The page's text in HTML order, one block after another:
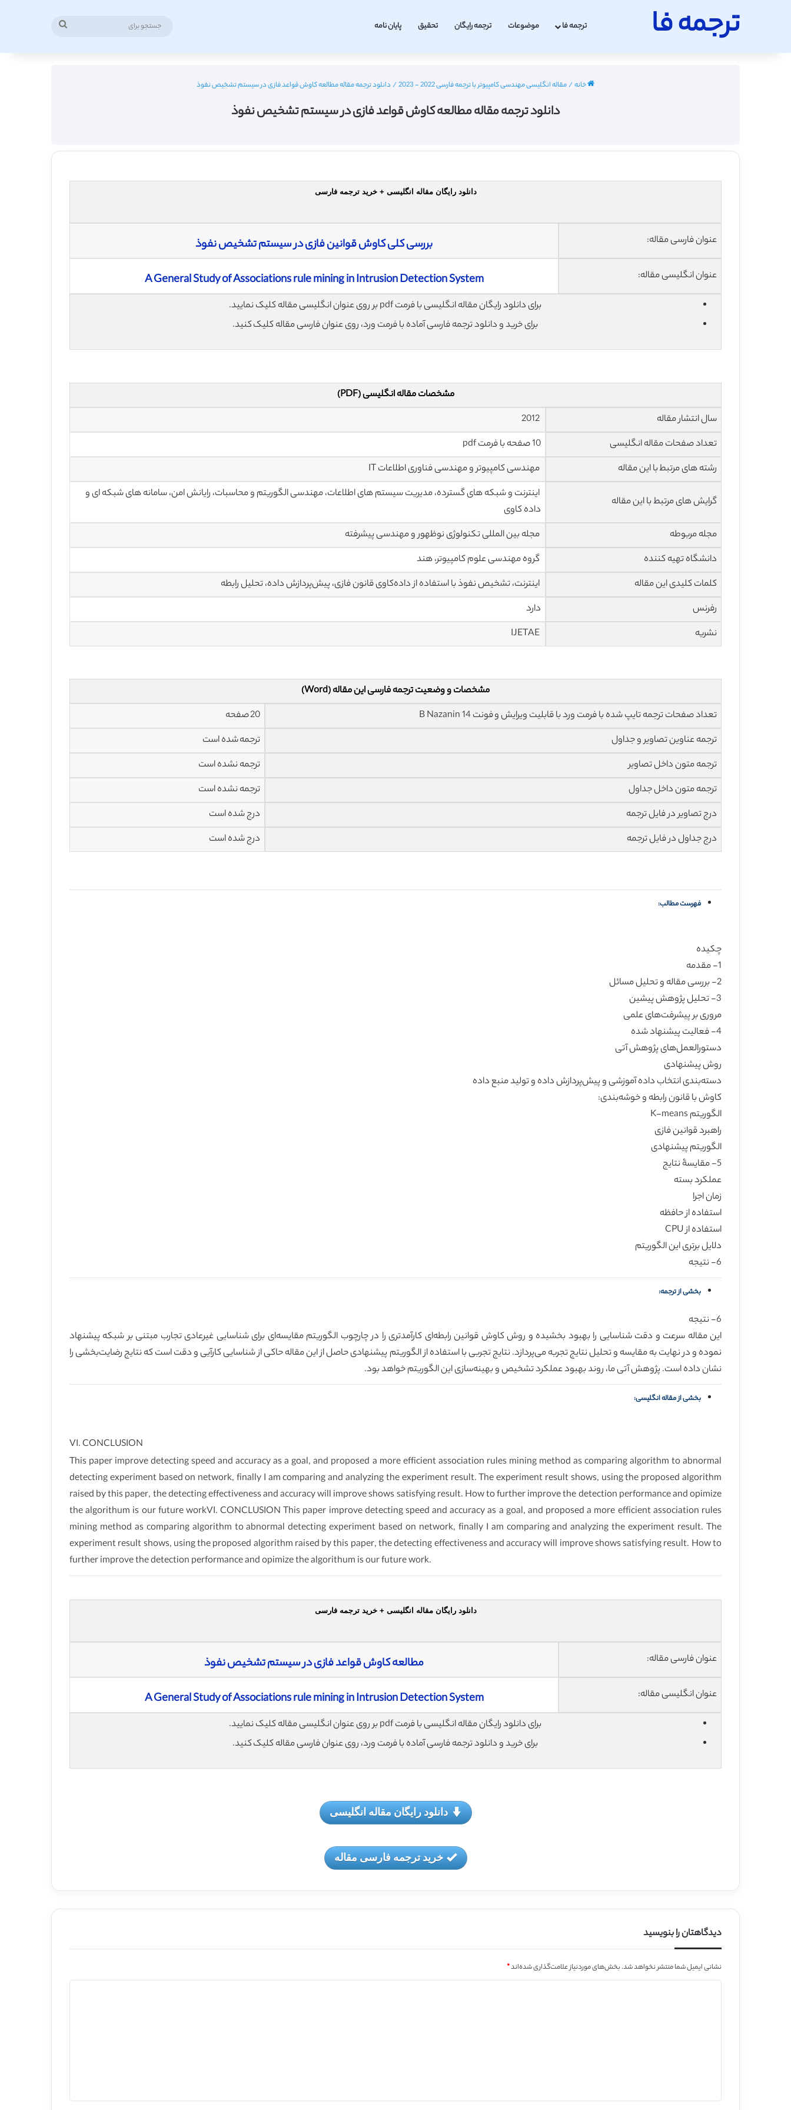
ترجمه فا ترجمه فا موضوعات ترجمه رایگان تحقیق پایان نامه
خانه/مقاله انگلیسی مهندسی کامپیوتر با ترجمه فارسی 2022 - 2023 / دانلود ترجمه مقاله مطالعه کاوش قواعد فازی در سیستم تشخیص نفوذ
دانلود ترجمه مقاله مطالعه کاوش قواعد فازی در سیستم تشخیص نفوذ
دانلود رایگان مقاله انگلیسی + خرید ترجمه فارسی
عنوان فارسی مقاله: بررسی کلی کاوش قوانین فازی در سیستم تشخیص نفوذ
عنوان انگلیسی مقاله: A General Study of Associations rule mining in Intrusion Detection System
برای دانلود رایگان مقاله انگلیسی با فرمت pdf بر روی عنوان انگلیسی مقاله کلیک نمایید.
برای خرید و دانلود ترجمه فارسی آماده با فرمت ورد، روی عنوان فارسی مقاله کلیک کنید.
مشخصات مقاله انگلیسی (PDF)
سال انتشار مقاله
تعداد صفحات مقاله انگلیسی
10 صفحه با فرمت pdf
رشته های مرتبط با این مقاله
مهندسی کامپیوتر و مهندسی فناوری اطلاعات IT
گرایش های مرتبط با این مقاله
اینترنت و شبکه های گسترده، مدیریت سیستم های اطلاعات، مهندسی الگوریتم و محاسبات، رایانش امن، سامانه های شبکه ای و
داده کاوی
مجله مربوطه
مجله بین المللی تکنولوژی نوظهور و مهندسی پیشرفته
دانشگاه تهیه کننده
گروه مهندسی علوم کامپیوتر، هند
کلمات کلیدی این مقاله
اینترنت، تشخیص نفوذ با استفاده از داده‌کاوی قانون فازی، پیش‌پردازش داده، تحلیل رابطه
رفرنس
دارد
نشریه
مشخصات و وضعیت ترجمه فارسی این مقاله (Word)
تعداد صفحات ترجمه تایپ شده با فرمت ورد با قابلیت ویرایش و فونت 14 B Nazanin
20 صفحه
ترجمه عناوین تصاویر و جداول
ترجمه شده است
ترجمه متون داخل تصاویر
ترجمه نشده است
ترجمه متون داخل جداول
ترجمه نشده است
درج تصاویر در فایل ترجمه
درج شده است
درج جداول در فایل ترجمه
درج شده است
فهرست مطالب:
چکیده
1- مقدمه
2- بررسی مقاله و تحلیل مسائل
3- تحلیل پژوهش پیشین
مروری بر پیشرفت‌های علمی
4- فعالیت پیشنهاد شده
دستورالعمل‌های پژوهش آتی
روش پیشنهادی
دسته‌بندی انتخاب داده آموزشی و پیش‌پردازش داده و تولید منبع داده
کاوش با قانون رابطه و خوشه‌بندی:
الگوریتم K-means
راهبرد قوانین فازی
الگوریتم پیشنهادی
5- مقایسۀ نتایج
عملکرد بسته
زمان اجرا
استفاده از حافظه
استفاده از CPU
دلایل برتری این الگوریتم
6- نتیجه
بخشی از ترجمه:
6- نتیجه
این مقاله سرعت و دقت شناسایی را بهبود بخشیده و روش کاوش قوانین رابطه‌ای کارآمدتری را در چارچوب الگوریتم مقایسه‌ای برای شناسایی غیرعادی تجارب مبتنی بر شبکه پیشنهاد
نموده و در نهایت به مقایسه و تحلیل نتایج تجربه می‌پردازد. نتایج تجربی با استفاده از الگوریتم پیشنهادی حاصل از این مقاله حاکی از شناسایی کارآیی و دقت است که نتایج رضایت‌بخشی را
نشان داده است. پژوهش آتی ما، روند بهبود عملکرد تشخیص و بهینه‌سازی این الگوریتم خواهد بود.
بخشی از مقاله انگلیسی:
VI. CONCLUSION
This paper improve detecting speed and accuracy as a goal, and proposed a more efficient association rules mining method as comparing algorithm to abnormal
detecting experiment based on network, finally I am comparing and analyzing the experiment result. The experiment result shows, using the proposed algorithm
raised by this paper, the detecting effectiveness and accuracy will improve shows satisfying result. How to further improve the detection performance and opimize
the algorithum is our future workVI. CONCLUSION This paper improve detecting speed and accuracy as a goal, and proposed a more efficient association rules
mining method as comparing algorithm to abnormal detecting experiment based on network, finally I am comparing and analyzing the experiment result. The
experiment result shows, using the proposed algorithm raised by this paper, the detecting effectiveness and accuracy will improve shows satisfying result. How to
further improve the detection performance and opimize the algorithum is our future work.
دانلود رایگان مقاله انگلیسی + خرید ترجمه فارسی
عنوان فارسی مقاله: مطالعه کاوش قواعد فازی در سیستم تشخیص نفوذ
عنوان انگلیسی مقاله: A General Study of Associations rule mining in Intrusion Detection System
برای دانلود رایگان مقاله انگلیسی با فرمت pdf بر روی عنوان انگلیسی مقاله کلیک نمایید.
برای خرید و دانلود ترجمه فارسی آماده با فرمت ورد، روی عنوان فارسی مقاله کلیک کنید.
دانلود رایگان مقاله انگلیسی
خرید ترجمه فارسی مقاله
دیدگاهتان را بنویسید
نشانی ایمیل شما منتشر نخواهد شد.بخش‌های موردنیاز علامت‌گذاری شده‌اند*